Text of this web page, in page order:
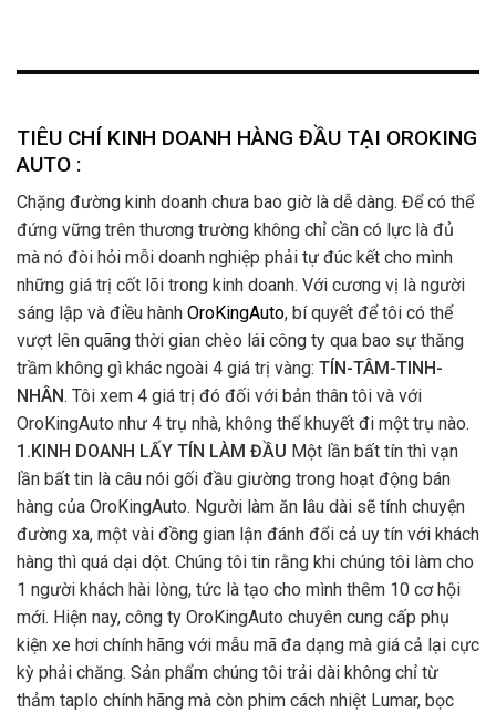
TIÊU CHÍ KINH DOANH HÀNG ĐẦU TẠI OROKING
AUTO :
Chặng đường kinh doanh chưa bao giờ là dễ dàng. Để có thể
đứng vững trên thương trường không chỉ cần có lực là đủ
mà nó đòi hỏi mỗi doanh nghiệp phải tự đúc kết cho mình
những giá trị cốt lõi trong kinh doanh. Với cương vị là người
sáng lập và điều hành OroKingAuto, bí quyết để tôi có thể
vượt lên quãng thời gian chèo lái công ty qua bao sự thăng
trầm không gì khác ngoài 4 giá trị vàng: TÍN-TÂM-TINH-
NHÂN. Tôi xem 4 giá trị đó đối với bản thân tôi và với
OroKingAuto như 4 trụ nhà, không thể khuyết đi một trụ nào.
1.KINH DOANH LẤY TÍN LÀM ĐẦU Một lần bất tín thì vạn
lần bất tin là câu nói gối đầu giường trong hoạt động bán
hàng của OroKingAuto. Người làm ăn lâu dài sẽ tính chuyện
đường xa, một vài đồng gian lận đánh đổi cả uy tín với khách
hàng thì quá dại dột. Chúng tôi tin rằng khi chúng tôi làm cho
1 người khách hài lòng, tức là tạo cho mình thêm 10 cơ hội
mới. Hiện nay, công ty OroKingAuto chuyên cung cấp phụ
kiện xe hơi chính hãng với mẫu mã đa dạng mà giá cả lại cực
kỳ phải chăng. Sản phẩm chúng tôi trải dài không chỉ từ
thảm taplo chính hãng mà còn phim cách nhiệt Lumar, bọc